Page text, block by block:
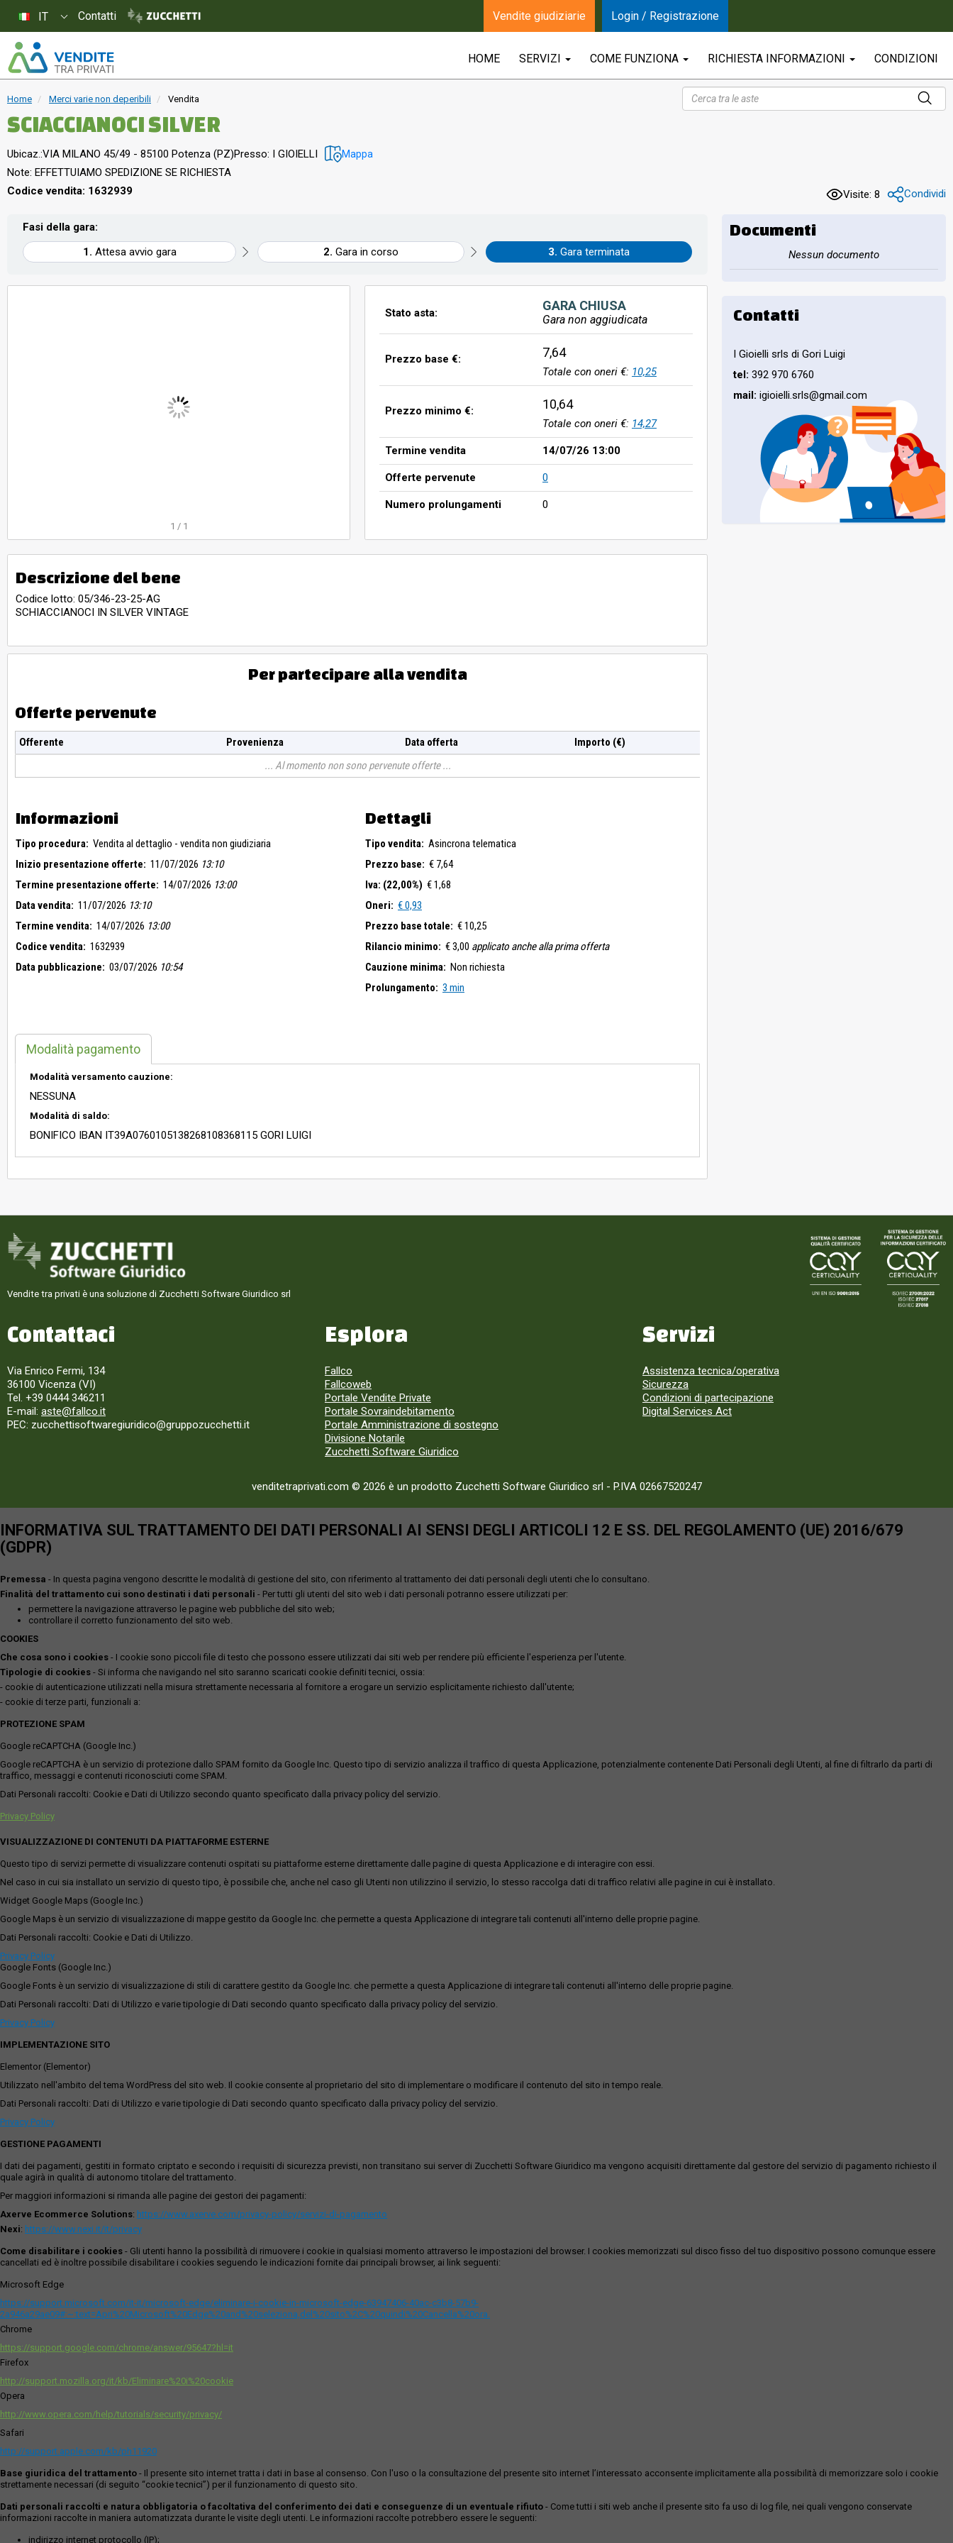
HOME SERVIZI COME FUNZIONA RICHIESTA INFORMAZIONI CONDIZIONI
Home Merci varie non deperibili Vendita
SCIACCIANOCI SILVER
Ubicaz.:VIA MILANO 45/49 - 85100 Potenza (PZ)Presso: I GIOIELLI Mappa
Note: EFFETTUIAMO SPEDIZIONE SE RICHIESTA
Codice vendita: 1632939
Visite: 8 Condividi
Fasi della gara:
Attesa avvio gara
Gara in corso Gara terminata
1 / 1
Stato asta: GARA CHIUSA
Gara non aggiudicata
Prezzo base €: 7,64
Totale con oneri €: 10,25
Prezzo minimo €: 10,64
Totale con oneri €: 14,27
Termine vendita 14/07/26 13:00
Offerte pervenute 0
Numero prolungamenti 0
Descrizione del bene
Codice lotto: 05/346-23-25-AG
SCHIACCIANOCI IN SILVER VINTAGE
Per partecipare alla vendita
Offerte pervenute
Offerente Provenienza Data offerta
Importo (€)
Al momento non sono pervenute offerte
Informazioni
Tipo procedura: Vendita al dettaglio - vendita non giudiziaria
Inizio presentazione offerte: 11/07/2026 13:10
Termine presentazione offerte: 14/07/2026 13:00
Data vendita: 11/07/2026 13:10
Termine vendita: 14/07/2026 13:00
Codice vendita: 1632939
Data pubblicazione: 03/07/2026 10:54
Dettagli
Tipo vendita: Asincrona telematica
Prezzo base: € 7,64
Iva: (22,00%) € 1,68
Oneri: € 0,93
Prezzo base totale: € 10,25
Rilancio minimo: € 3,00 applicato anche alla prima offerta
Cauzione minima: Non richiesta
Prolungamento: 3 min
Modalità pagamento
Modalità versamento cauzione:
NESSUNA
Modalità di saldo:
BONIFICO IBAN IT39A0760105138268108368115 GORI LUIGI
Documenti
Nessun documento
Contatti
I Gioielli srls di Gori Luigi
tel: 392 970 6760
mail: igioielli.srls@gmail.com
Vendite tra privati è una soluzione di Zucchetti Software Giuridico srl
Contattaci
Via Enrico Fermi, 134
36100 Vicenza (VI)
Tel. +39 0444 346211
E-mail: aste@fallco.it
PEC: zucchettisoftwaregiuridico@gruppozucchetti.it
Esplora
Fallco
Fallcoweb
Portale Vendite Private
Portale Sovraindebitamento
Portale Amministrazione di sostegno
Divisione Notarile
Zucchetti Software Giuridico
Servizi
Assistenza tecnica/operativa
Sicurezza
Condizioni di partecipazione
Digital Services Act
venditetraprivati.com © 2026 è un prodotto Zucchetti Software Giuridico srl - P.IVA 02667520247
IT Contatti Vendite giudiziarie Login / Registrazione
INFORMATIVA SUL TRATTAMENTO DEI DATI PERSONALI AI SENSI DEGLI ARTICOLI 12 E SS. DEL REGOLAMENTO (UE) 2016/679
(GDPR)
Premessa - In questa pagina vengono descritte le modalità di gestione del sito, con riferimento al trattamento dei dati personali degli utenti che lo consultano.
Finalità del trattamento cui sono destinati i dati personali - Per tutti gli utenti del sito web i dati personali potranno essere utilizzati per:
permettere la navigazione attraverso le pagine web pubbliche del sito web;
controllare il corretto funzionamento del sito web.
COOKIES
Che cosa sono i cookies - I cookie sono piccoli file di testo che possono essere utilizzati dai siti web per rendere più efficiente l'esperienza per l'utente.
Tipologie di cookies - Si informa che navigando nel sito saranno scaricati cookie definiti tecnici, ossia:
- cookie di autenticazione utilizzati nella misura strettamente necessaria al fornitore a erogare un servizio esplicitamente richiesto dall'utente;
- cookie di terze parti, funzionali a:
PROTEZIONE SPAM
Google reCAPTCHA (Google Inc.)
Google reCAPTCHA è un servizio di protezione dallo SPAM fornito da Google Inc. Questo tipo di servizio analizza il traffico di questa Applicazione, potenzialmente contenente Dati Personali degli Utenti, al fine di filtrarlo da parti di
traffico, messaggi e contenuti riconosciuti come SPAM.
Dati Personali raccolti: Cookie e Dati di Utilizzo secondo quanto specificato dalla privacy policy del servizio.
Privacy Policy
VISUALIZZAZIONE DI CONTENUTI DA PIATTAFORME ESTERNE
Questo tipo di servizi permette di visualizzare contenuti ospitati su piattaforme esterne direttamente dalle pagine di questa Applicazione e di interagire con essi.
Nel caso in cui sia installato un servizio di questo tipo, è possibile che, anche nel caso gli Utenti non utilizzino il servizio, lo stesso raccolga dati di traffico relativi alle pagine in cui è installato.
Widget Google Maps (Google Inc.)
Google Maps è un servizio di visualizzazione di mappe gestito da Google Inc. che permette a questa Applicazione di integrare tali contenuti all'interno delle proprie pagine.
Dati Personali raccolti: Cookie e Dati di Utilizzo.
Privacy Policy
Google Fonts (Google Inc.)
Google Fonts è un servizio di visualizzazione di stili di carattere gestito da Google Inc. che permette a questa Applicazione di integrare tali contenuti all'interno delle proprie pagine.
Dati Personali raccolti: Dati di Utilizzo e varie tipologie di Dati secondo quanto specificato dalla privacy policy del servizio.
Privacy Policy
IMPLEMENTAZIONE SITO
Elementor (Elementor)
Utilizzato nell'ambito del tema WordPress del sito web. Il cookie consente al proprietario del sito di implementare o modificare il contenuto del sito in tempo reale.
Dati Personali raccolti: Dati di Utilizzo e varie tipologie di Dati secondo quanto specificato dalla privacy policy del servizio.
Privacy Policy
GESTIONE PAGAMENTI
I dati dei pagamenti, gestiti in formato criptato e secondo i requisiti di sicurezza previsti, non transitano sui server di Zucchetti Software Giuridico ma vengono acquisiti direttamente dal gestore del servizio di pagamento richiesto il
quale agirà in qualità di autonomo titolare del trattamento.
Per maggiori informazioni si rimanda alle pagine dei gestori dei pagamenti:
Axerve Ecommerce Solutions: https://www.axerve.com/privacy-policy/servizi-di-pagamento
Nexi: https://www.nexi.it/it/privacy
Come disabilitare i cookies - Gli utenti hanno la possibilità di rimuovere i cookie in qualsiasi momento attraverso le impostazioni del browser. I cookies memorizzati sul disco fisso del tuo dispositivo possono comunque essere
cancellati ed è inoltre possibile disabilitare i cookies seguendo le indicazioni fornite dai principali browser, ai link seguenti:
Microsoft Edge
https://support.microsoft.com/it-it/microsoft-edge/eliminare-i-cookie-in-microsoft-edge-63947406-40ac-c3b8-57b9-
2a946a29ae09#:~:text=Apri%20Microsoft%20Edge%20and%20seleziona,del%20sito%2C%20quindi%20Cancella%20ora.
Chrome
https://support.google.com/chrome/answer/95647?hl=it
Firefox
http://support.mozilla.org/it/kb/Eliminare%20i%20cookie
Opera
http://www.opera.com/help/tutorials/security/privacy/
Safari
http://support.apple.com/kb/ph11920
Base giuridica del trattamento - Il presente sito internet tratta i dati in base al consenso. Con l'uso o la consultazione del presente sito internet l’interessato acconsente implicitamente alla possibilità di memorizzare solo i cookie
strettamente necessari (di seguito “cookie tecnici”) per il funzionamento di questo sito.
Dati personali raccolti e natura obbligatoria o facoltativa del conferimento dei dati e conseguenze di un eventuale rifiuto - Come tutti i siti web anche il presente sito fa uso di log file, nei quali vengono conservate
informazioni raccolte in maniera automatizzata durante le visite degli utenti. Le informazioni raccolte potrebbero essere le seguenti:
indirizzo internet protocollo (IP);